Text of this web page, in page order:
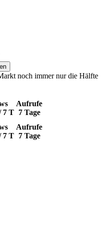
noch immer nur die Hälfte
7 T
Aufrufe
7 Tage
7 T
Aufrufe
7 Tage